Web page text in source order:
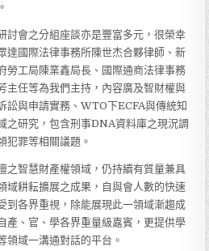
討會之分組座談亦是豐富多元，很榮幸
達國際法律事務所陳世杰合夥律師、新
勞工局陳業鑫局長、國際通商法律事務
主任等為我們主持，內容廣及智財權與
訟與申請實務、WTO下ECFA與傳統知
之研究，包含刑事DNA資料庫之現況調
犯罪等相關議題。
之智慧財產權領域，仍持續有質量兼具
域耕耘擴展之成果，自與會人數的快速
到各界重視，除能展現此一領域漸趨成
產、官、學各界重量級嘉賓，更提供學
領域一溝通對話的平台。